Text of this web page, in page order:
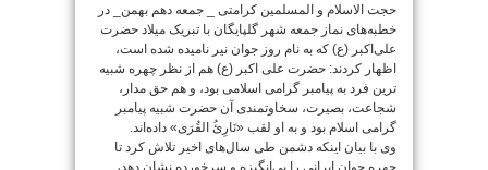
حجت الاسلام و المسلمین کرامتی _ جمعه دهم بهمن_ در
خطبه‌های نماز جمعه شهر گلپایگان با تبریک میلاد حضرت
علی‌اکبر (ع) که به نام روز جوان نیر نامیده شده است،
اظهار کردند: حضرت علی اکبر (ع) هم از نظر چهره شبیه
ترین فرد به پیامبر گرامی اسلامی بود، و هم حق مدار،
شجاعت، بصیرت، سخاوتمندی آن حضرت شبیه پیامبر
گرامی اسلام بود و به او لقب «نَارِئُ القُرَی» داده‌اند.
وی با بیان اینکه دشمن طی سال‌های اخیر تلاش کرد تا
چهره جوان ایرانی را بی‌انگیزه و سرخورده نشان دهد،